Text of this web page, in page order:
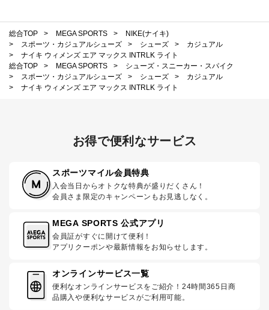
総合TOP > MEGA SPORTS >
NIKE(ナイキ)
>
スポーツ・カジュアルシューズ > シューズ >
カジュアル
>
ナイキ ウィメンズ エア マックス INTRLK ライト
総合TOP
> MEGA SPORTS >
シューズ・スニーカー・スパイク
>
スポーツ・カジュアルシューズ > シューズ >
カジュアル
>
ナイキ ウィメンズ エア マックス INTRLK ライト
お得で便利なサービス
スポーツマイル会員特典
入会当日からオトクな特典が盛りだくさん！
会員さま限定のキャンペーンもお見逃しなく。
MEGA SPORTS 公式アプリ
会員証がすぐに開けて便利！
アプリクーポンや最新情報をお知らせします。
オンラインサービス一覧
便利なオンラインサービスをご紹介！24時間365日商
品購入や便利なサービスがご利用可能。